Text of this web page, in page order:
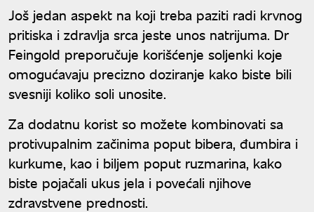
Još jedan aspekt na koji treba paziti radi krvnog
pritiska i zdravlja srca jeste unos natrijuma. Dr
Feingold preporučuje korišćenje soljenki koje
omogućavaju precizno doziranje kako biste bili
svesniji koliko soli unosite.
Za dodatnu korist so možete kombinovati sa
protivupalnim začinima poput bibera, đumbira i
kurkume, kao i biljem poput ruzmarina, kako
biste pojačali ukus jela i povećali njihove
zdravstvene prednosti.